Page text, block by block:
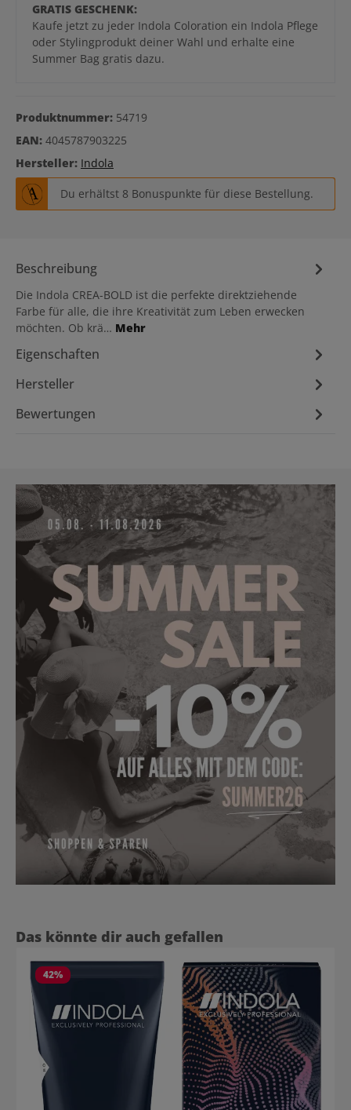
GRATIS GESCHENK:
Kaufe jetzt zu jeder Indola Coloration ein Indola Pflege
oder Stylingprodukt deiner Wahl und erhalte eine
Summer Bag gratis dazu.
Produktnummer: 54719
EAN: 4045787903225
Hersteller: Indola
Du erhältst 8 Bonuspunkte für diese Bestellung.
Beschreibung
Die Indola CREA-BOLD ist die perfekte direktziehende
Farbe für alle, die ihre Kreativität zum Leben erwecken
möchten. Ob krä… Mehr
Eigenschaften
Hersteller
Bewertungen
Produktgalerie überspringen
Das könnte dir auch gefallen
42%